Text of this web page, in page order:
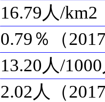
16.79人/
0.79％（
13.20人/
2.02人（